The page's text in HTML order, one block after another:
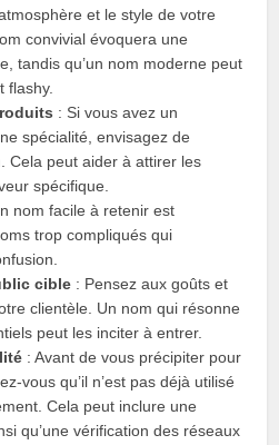
et le style de votre
convivial évoquera une
tandis qu’un nom moderne peut
flashy.
: Si vous avez un
spécialité, envisagez de
Cela peut aider à attirer les
spécifique.
nom facile à retenir est
trop compliqués qui
cible : Pensez aux goûts et
clientèle. Un nom qui résonne
peut les inciter à entrer.
: Avant de vous précipiter pour
vous qu’il n’est pas déjà utilisé
Cela peut inclure une
qu’une vérification des réseaux